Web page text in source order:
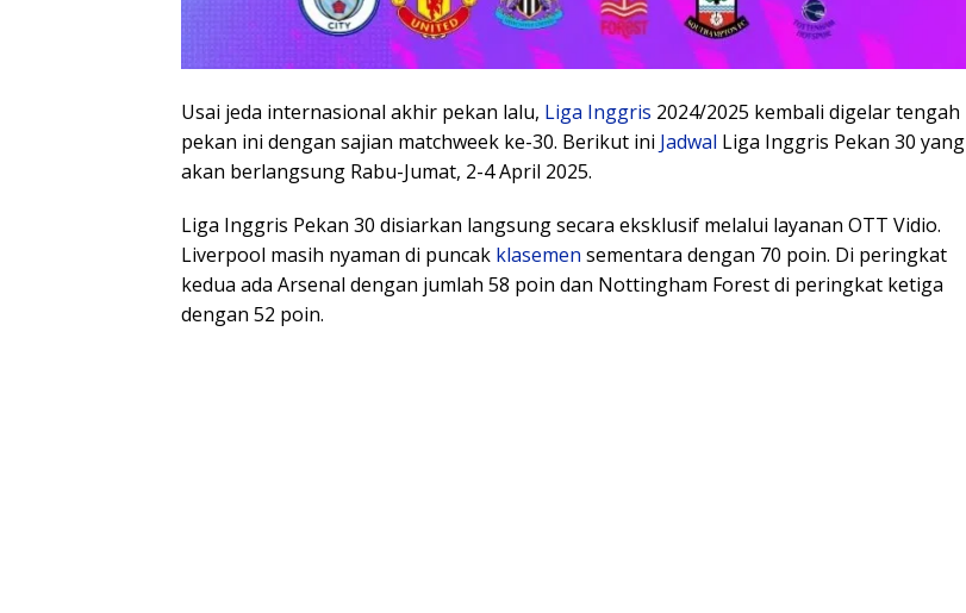
Usai jeda internasional akhir pekan lalu, Liga Inggris 2024/2025 kembali digelar tengah
pekan ini dengan sajian matchweek ke-30. Berikut ini Jadwal Liga Inggris Pekan 30 yang
akan berlangsung Rabu-Jumat, 2-4 April 2025.
Liga Inggris Pekan 30 disiarkan langsung secara eksklusif melalui layanan OTT Vidio.
Liverpool masih nyaman di puncak klasemen sementara dengan 70 poin. Di peringkat
kedua ada Arsenal dengan jumlah 58 poin dan Nottingham Forest di peringkat ketiga
dengan 52 poin.